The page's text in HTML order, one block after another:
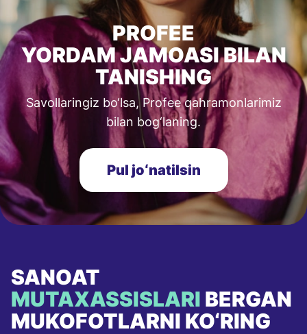
PROFEE
YORDAM JAMOASI BILAN
TANISHING
Savollaringiz bo‘lsa, Profee qahramonlarimiz
bilan bog‘laning.
Pul joʻnatilsin
SANOAT
MUTAXASSISLARI BERGAN
MUKOFOTLARNI KO‘RING